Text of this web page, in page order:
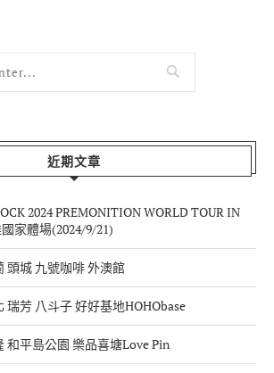
近期文章
2024 PREMONITION WORLD TOUR IN
家體場(2024/9/21)
頭城 九號咖啡 外澳館
瑞芳 八斗子 好好基地HOHObase
和平島公園 樂品喜塘Love Pin